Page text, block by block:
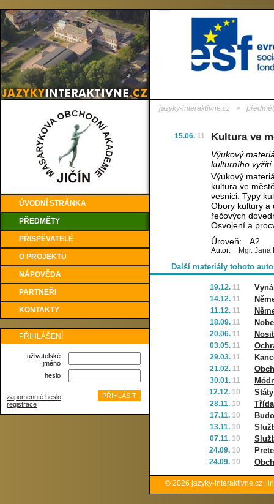
ÚVODNÍ STRÁNKA
PŘEDMĚTY
PŘISPĚVATELÉ
O PROJEKTU
NÁPOVĚDA
PARTNEŘI
KONTAKTY
PŘIHLÁŠENÍ
uživatelské
jméno
heslo
zapomenuté heslo
registrace
jazyky-interaktivne.cz >
15.06. 11 Kultura ve
Výukový
kulturního
Výukový
kultura ve
vesnici. Typy
Obory kultury a
řečových
Osvojení a
Úroveň:
A2
Autor: Mgr. Jana
Další materiály tohoto
19.12. 11
14.12. 11
11.12. 11
18.09. 11
20.06. 11
03.05. 11
29.03. 11
21.02. 11
30.01. 11
12.12. 10
28.11. 10 Třída
17.11. 10
13.11. 10
07.11. 10
24.09. 10
24.09. 10
© 2026 jazyky-interaktivne.cz